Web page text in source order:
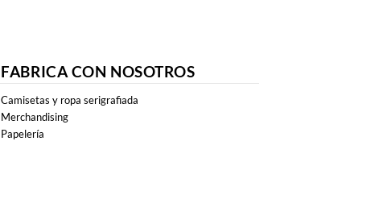
FABRICA CON NOSOTROS
Camisetas y ropa serigrafiada
Merchandising
Papelería